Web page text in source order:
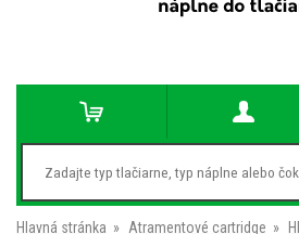
Hlavná stránka » Atramentové cartridge »